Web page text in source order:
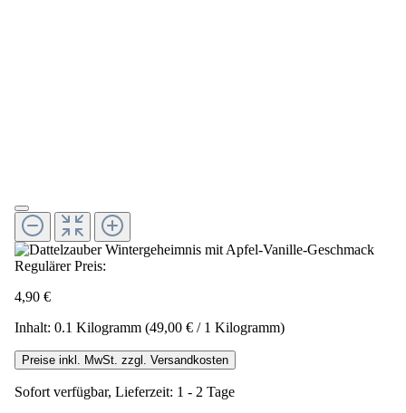
Regulärer Preis:
4,90 €
Inhalt: 0.1 Kilogramm (49,00 € / 1 Kilogramm)
Preise inkl. MwSt. zzgl. Versandkosten
Sofort verfügbar, Lieferzeit: 1 - 2 Tage